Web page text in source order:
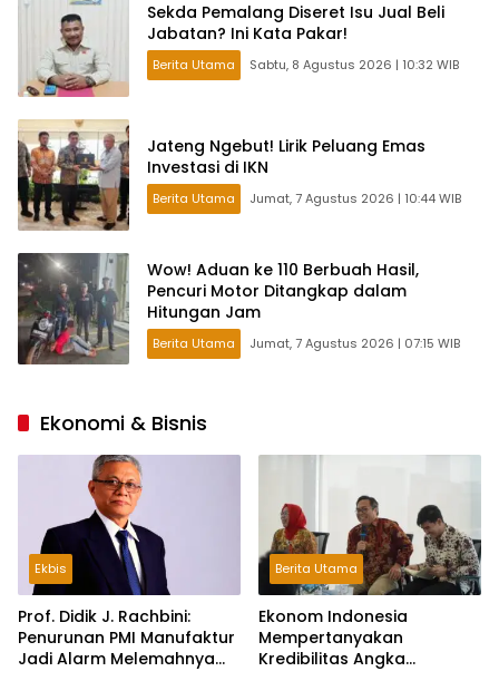
Sekda Pemalang Diseret Isu Jual Beli
Jabatan? Ini Kata Pakar!
Berita Utama Sabtu, 8 Agustus 2026 | 10:32 WIB
Jateng Ngebut! Lirik Peluang Emas
Investasi di IKN
Berita Utama Jumat, 7 Agustus 2026 | 10:44 WIB
Wow! Aduan ke 110 Berbuah Hasil,
Pencuri Motor Ditangkap dalam
Hitungan Jam
Berita Utama Jumat, 7 Agustus 2026 | 07:15 WIB
Ekonomi & Bisnis
Ekbis
Prof. Didik J. Rachbini:
Penurunan PMI Manufaktur
Jadi Alarm Melemahnya
Berita Utama
Ekonom Indonesia
Mempertanyakan
Kredibilitas Angka